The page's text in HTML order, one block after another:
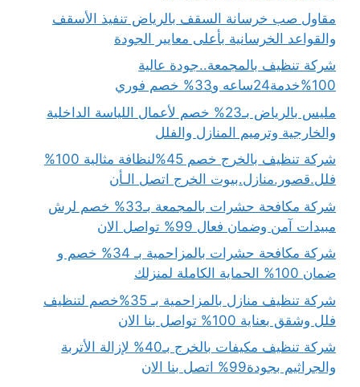
مقاول صب خرسانة السقف بالرياض تنفيذ الأسقف
والقواعد الخرسانية بأعلى معايير الجودة
شركة تنظيف بالمجمعة..جودة عالية
100%خدمة24ساعه و33% خصم فوري
مليس بالرياض بـ23% خصم لأعمال اللياسة الداخلية
والخارجية وترميم المنازل والفلل
شركة تنظيف بالخرج خصم 45%لنظافة مثالية 100%
فلل.قصور.منازل.بيوت الخرج اتصل الـأن
شركة مكافحة حشرات بالمجمعة بـ33% خصم لرش
مبيدات آمن وضمان فعال 99% تواصل الان
شركة مكافحة حشرات بالمزاحمية بـ 34% خصم و
ضمان 100% الحماية الكاملة لمنزلك
شركة تنظيف منازل بالمزاحمية بـ 35%خصم لتنظيف
فلل وشقق بعناية 100% تواصل بنا الان
شركة تنظيف مكيفات بالخرج بـ40% لإزالة الأتربة
والجراثيم بجودة99% اتصل بنا الان